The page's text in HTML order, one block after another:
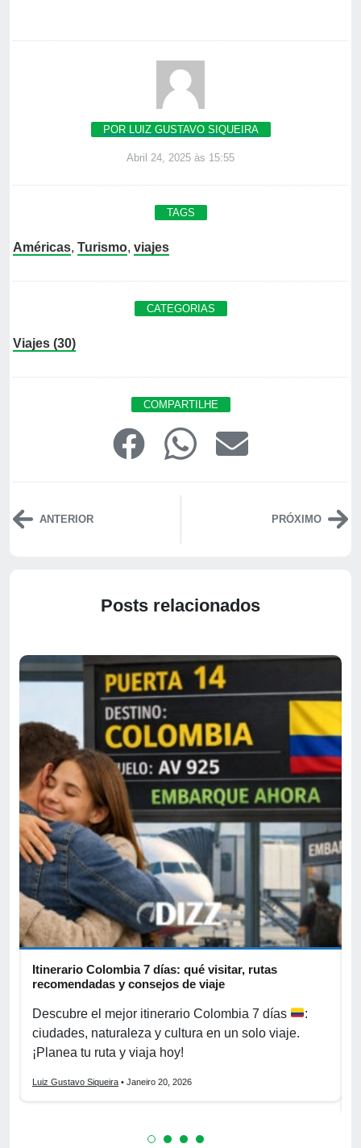
POR LUIZ GUSTAVO SIQUEIRA
Abril 24, 2025 às 15:55
TAGS
Américas, Turismo, viajes
CATEGORIAS
Viajes (30)
COMPARTILHE
ANTERIOR PRÓXIMO
Posts relacionados
Itinerario Colombia 7 días: qué visitar, rutas
recomendadas y consejos de viaje
Descubre el mejor itinerario Colombia 7 días
:
ciudades, naturaleza y cultura en un solo viaje.
¡Planea tu ruta y viaja hoy!
Luiz Gustavo Siqueira • Janeiro 20, 2026